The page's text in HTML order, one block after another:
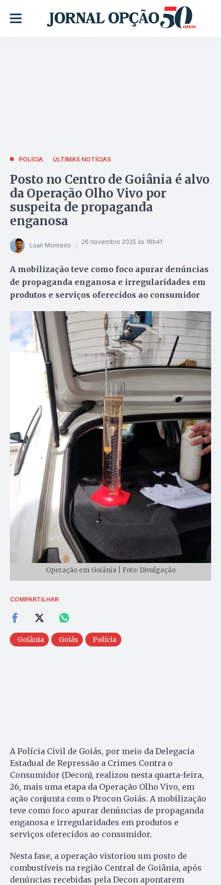
POLÍCIA ÚLTIMAS NOTÍCIAS
Posto no Centro de Goiânia é alvo
da Operação Olho Vivo por
suspeita de propaganda
enganosa
Luan Monteiro 26 novembro 2025 às 18h41
A mobilização teve como foco apurar denúncias
de propaganda enganosa e irregularidades em
produtos e serviços oferecidos ao consumidor
Operação em Goiânia | Foto: Divulgação
COMPARTILHAR
Goiânia Goiás Polícia
A Polícia Civil de Goiás, por meio da Delegacia
Estadual de Repressão a Crimes Contra o
Consumidor (Decon), realizou nesta quarta-feira,
26, mais uma etapa da Operação Olho Vivo, em
ação conjunta com o Procon Goiás. A mobilização
teve como foco apurar denúncias de propaganda
enganosa e irregularidades em produtos e
serviços oferecidos ao consumidor.
Nesta fase, a operação vistoriou um posto de
combustíveis na região Central de Goiânia, após
denúncias recebidas pela Decon apontarem